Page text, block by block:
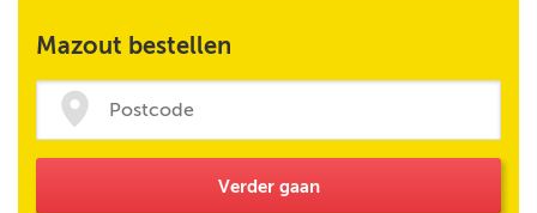
Mazout bestellen
Verder gaan